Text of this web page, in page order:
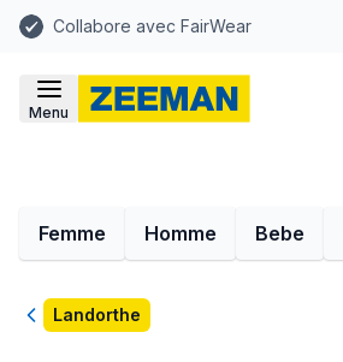
Collabore avec FairWear
Menu
Femme Homme Bebe
RetourLandorthe